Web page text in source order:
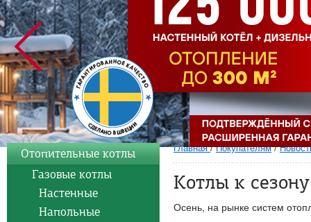
Главная/Покупателям/
Котлы к
Осень, на рынке систем
Отопительные котлы
Газовые котлы
Настенные
Напольные